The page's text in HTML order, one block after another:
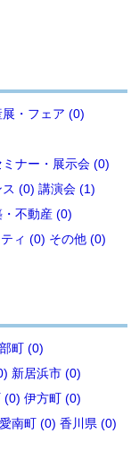
展・フェア (0)
ミナー・展示会 (0)
ス (0) 講演会 (1)
・不動産 (0)
ィ (0) その他 (0)
町 (0)
新居浜市 (0)
(0) 伊方町 (0)
愛南町 (0) 香川県 (0)